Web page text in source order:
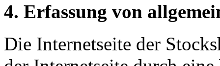
4. Erfassung von
Die Internetseite der